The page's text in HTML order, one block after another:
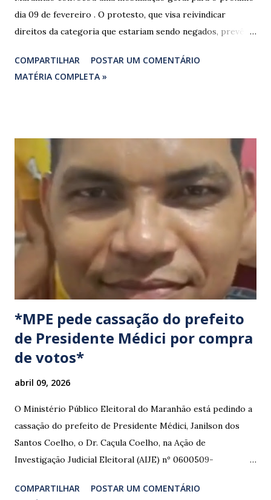
dia 09 de fevereiro . O protesto, que visa reivindicar
direitos da categoria que estariam sendo negados, prevê o
federais que cortam o estado. ​As interdições estão
programadas para começar às 07:00 da manhã e, segundo
manifestação busca chamar a atenção das autoridades para
a pauta da pesca artesanal maranhense, exigindo o
cumprimento de garantias e assistência aos trabalhadores
do setor. Motoristas que planejam trafegar por essas
regiões na data devem estar atentos a possíveis
congestionamentos e atrasos.
COMPARTILHAR
POSTAR UM COMENTÁRIO
MATÉRIA COMPLETA »
*MPE pede cassação do prefeito
de Presidente Médici por compra
de votos*
abril 09, 2026
O Ministério Público Eleitoral do Maranhão está pedindo a
cassação do prefeito de Presidente Médici, Janilson dos
Santos Coelho, o Dr. Caçula Coelho, na Ação de
Investigação Judicial Eleitoral (AIJE) nº 0600509-
Santa Luzia do Paruá. A ação foi movida pela Coligação
COMPARTILHAR
POSTAR UM COMENTÁRIO